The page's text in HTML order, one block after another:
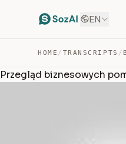
EN
HOME / TRANSCRIPTS /
Przegląd biznesowych